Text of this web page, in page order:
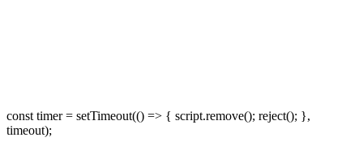
const timer = setTimeout(() => { script.remove(); reject(); },
timeout);